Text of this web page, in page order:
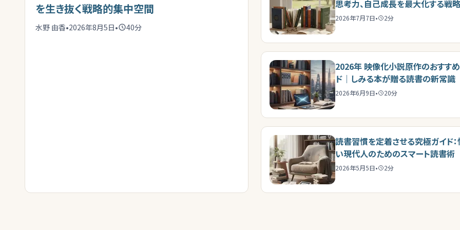
を生き抜く戦略的集中空間
水野 由香•2026年8月5日• 40分
思考力、自己成長を最大化する戦略
2026年7月7日• 2分
2026年 映像化小説原作のおすす
ド｜しみる本が贈る読書の新常識
2026年6月9日• 20分
読書習慣を定着させる究極ガイド：
い現代人のためのスマート読書術
2026年5月5日• 2分